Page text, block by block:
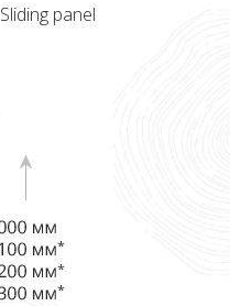
Sliding panel